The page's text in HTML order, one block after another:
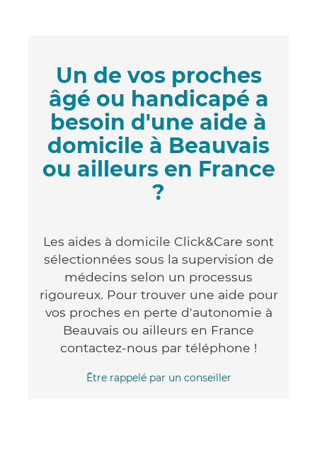
Un de vos proches
âgé ou handicapé a
besoin d'une aide à
domicile à Beauvais
ou ailleurs en France
?
Les aides à domicile Click&Care sont
sélectionnées sous la supervision de
médecins selon un processus
rigoureux. Pour trouver une aide pour
vos proches en perte d'autonomie à
Beauvais ou ailleurs en France
contactez-nous par téléphone !
Être rappelé par un conseiller